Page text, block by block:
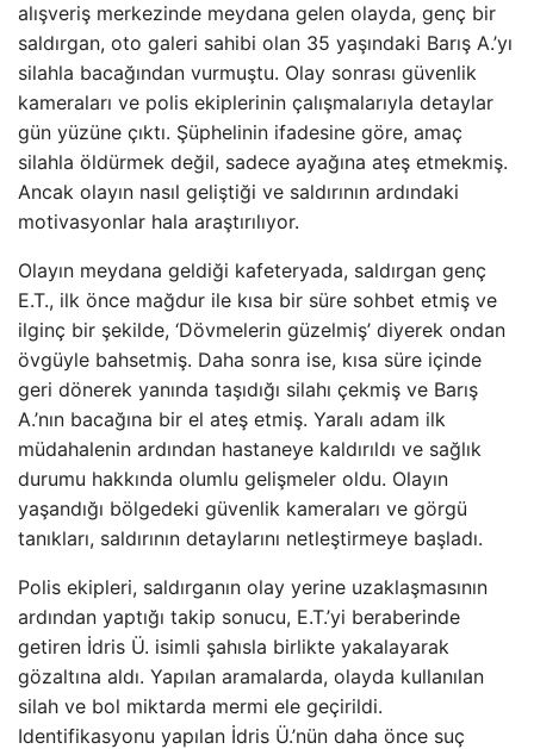
alışveriş merkezinde meydana gelen olayda, genç bir
saldırgan, oto galeri sahibi olan 35 yaşındaki Barış A.’yı
silahla bacağından vurmuştu. Olay sonrası güvenlik
kameraları ve polis ekiplerinin çalışmalarıyla detaylar
gün yüzüne çıktı. Şüphelinin ifadesine göre, amaç
silahla öldürmek değil, sadece ayağına ateş etmekmiş.
Ancak olayın nasıl geliştiği ve saldırının ardındaki
motivasyonlar hala araştırılıyor.
Olayın meydana geldiği kafeteryada, saldırgan genç
E.T., ilk önce mağdur ile kısa bir süre sohbet etmiş ve
ilginç bir şekilde, ‘Dövmelerin güzelmiş’ diyerek ondan
övgüyle bahsetmiş. Daha sonra ise, kısa süre içinde
geri dönerek yanında taşıdığı silahı çekmiş ve Barış
A.’nın bacağına bir el ateş etmiş. Yaralı adam ilk
müdahalenin ardından hastaneye kaldırıldı ve sağlık
durumu hakkında olumlu gelişmeler oldu. Olayın
yaşandığı bölgedeki güvenlik kameraları ve görgü
tanıkları, saldırının detaylarını netleştirmeye başladı.
Polis ekipleri, saldırganın olay yerine uzaklaşmasının
ardından yaptığı takip sonucu, E.T.’yi beraberinde
getiren İdris Ü. isimli şahısla birlikte yakalayarak
gözaltına aldı. Yapılan aramalarda, olayda kullanılan
silah ve bol miktarda mermi ele geçirildi.
Identifikasyonu yapılan İdris Ü.’nün daha önce suç